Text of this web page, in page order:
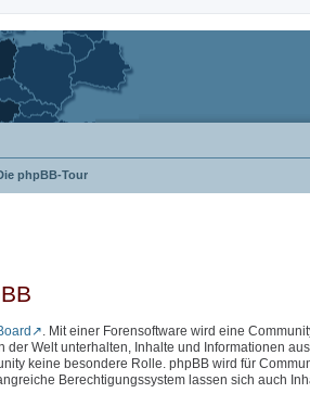
phpBB-Tour
. Mit einer Forensoftware wird eine
Welt unterhalten, Inhalte und Informationen
keine besondere Rolle. phpBB wird für
Berechtigungssystem lassen sich auch